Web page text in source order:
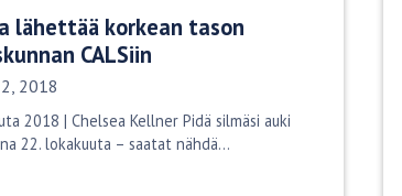
lähettää korkean tason
CALSiin
2018
2018 | Chelsea Kellner Pidä silmäsi auki
22. lokakuuta – saatat nähdä...